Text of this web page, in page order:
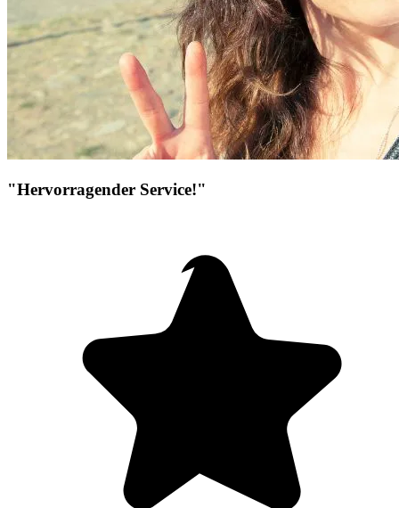
"Hervorragender Service!"